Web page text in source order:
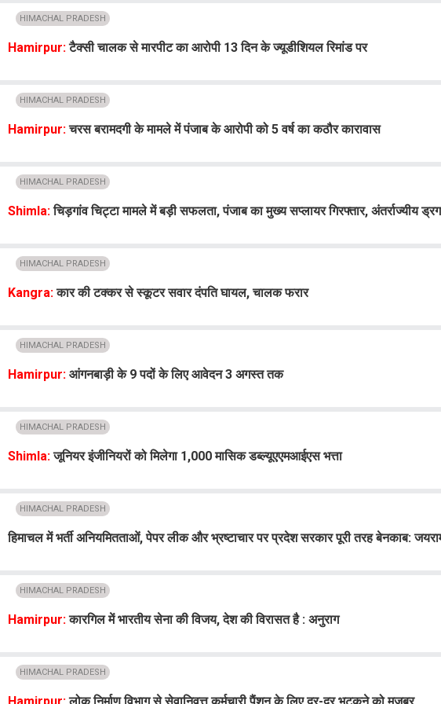
HIMACHAL PRADESH
Hamirpur:टैक्सी चालक से मारपीट का आरोपी 13 दिन के ज्यूडीशियल रिमांड पर
HIMACHAL PRADESH
Hamirpur:चरस बरामदगी के मामले में पंजाब के आरोपी को 5 वर्ष का कठौर कारावास
HIMACHAL PRADESH
Shimla:चिड़गांव चिट्टा मामले में बड़ी सफलता, पंजाब का मुख्य सप्लायर गिरफ्तार, अंतर्राज्यीय
HIMACHAL PRADESH
Kangra:कार की टक्कर से स्कूटर सवार दंप​ति घायल, चालक फरार
HIMACHAL PRADESH
Hamirpur: आंगनबाड़ी के 9 पदों के लिए आवेदन 3 अगस्त तक
HIMACHAL PRADESH
Shimla:जूनियर इंजीनियरों को मिलेगा 1,000 मासिक डब्ल्यूएएमआईएस भत्ता
HIMACHAL PRADESH
हिमाचल में भर्ती अनियमितताओं, पेपर लीक और भ्रष्टाचार पर प्रदेश सरकार पूरी तरह बेनकाब:
HIMACHAL PRADESH
Hamirpur:कारगिल में भारतीय सेना की विजय, देश की विरासत है : अनुराग
HIMACHAL PRADESH